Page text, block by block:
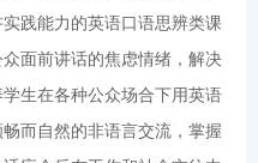
践能力的英语口语思辨类课
面前讲话的焦虑情绪，解决
生在各种公众场合下用英语
而自然的非语言交流，掌握